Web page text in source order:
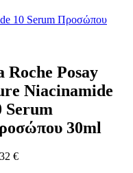
10 Serum Προσώπου
Roche Posay
Niacinamide
Serum
30ml
€